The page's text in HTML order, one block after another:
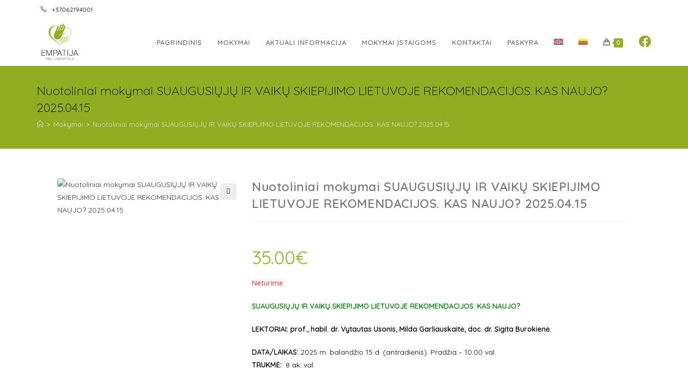
+37062194001
PAGRINDINIS MOKYMAI AKTUALI INFORMACIJA MOKYMAI ĮSTAIGOMS KONTAKTAI PASKYRA 0
Nuotoliniai mokymai SUAUGUSIŲJŲ IR VAIKŲ SKIEPIJIMO LIETUVOJE REKOMENDACIJOS. KAS NAUJO?
2025.04.15
> Mokymai > Nuotoliniai mokymai SUAUGUSIŲJŲ IR VAIKŲ SKIEPIJIMO LIETUVOJE REKOMENDACIJOS. KAS NAUJO? 2025.04.15
Nuotoliniai mokymai SUAUGUSIŲJŲ IR VAIKŲ SKIEPIJIMO
LIETUVOJE REKOMENDACIJOS. KAS NAUJO? 2025.04.15
35.00€
Neturime
SUAUGUSIŲJŲ IR VAIKŲ SKIEPIJIMO LIETUVOJE REKOMENDACIJOS. KAS NAUJO?
LEKTORIAI: prof., habil. dr. Vytautas Usonis, Milda Garliauskaitė, doc. dr. Sigita Burokienė.
DATA/LAIKAS: 2025 m. balandžio 15 d. (antradienis). Pradžia – 10.00 val.
TRUKMĖ: 8 ak. val.